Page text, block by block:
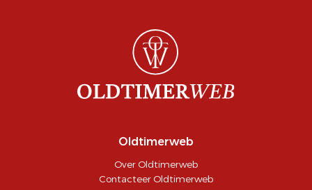
Oldtimerweb
Over Oldtimerweb
Contacteer Oldtimerweb